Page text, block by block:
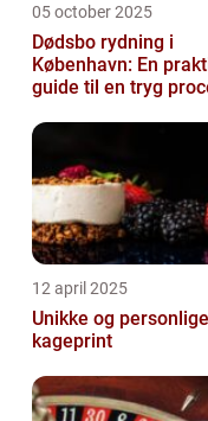
05 october 2025
Dødsbo rydning i
København: En
guide til en tryg
12 april 2025
Unikke og personlige
kageprint